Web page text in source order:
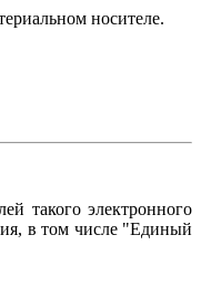
носителе.
такого электронного
в том числе "Единый